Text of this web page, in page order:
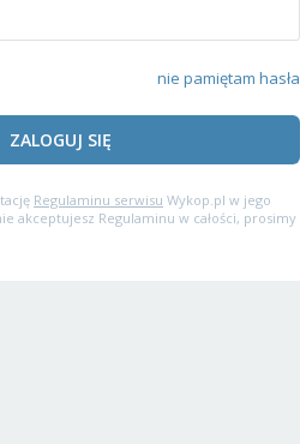
nie pamiętam hasła
ZALOGUJ SIĘ
Regulaminu serwisu Wykop.pl w jego
akceptujesz Regulaminu w całości, prosimy